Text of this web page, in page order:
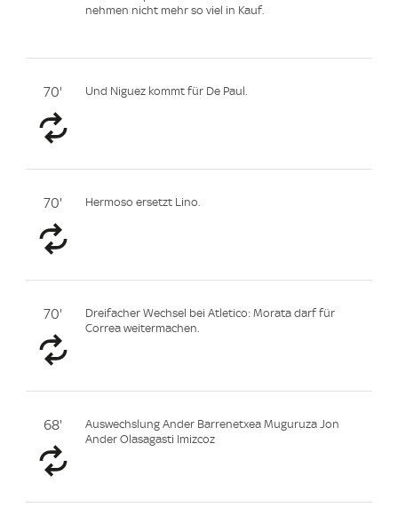
nehmen nicht mehr so viel in Kauf.
70' Und Niguez kommt für De Paul.
70' Hermoso ersetzt Lino.
70'
Dreifacher Wechsel bei Atletico: Morata darf für
Correa weitermachen.
68'
Auswechslung Ander Barrenetxea Muguruza Jon
Ander Olasagasti Imizcoz